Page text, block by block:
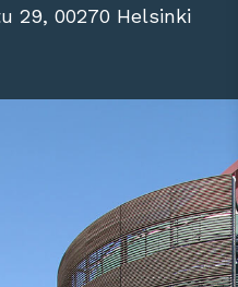
29, 00270 Helsinki